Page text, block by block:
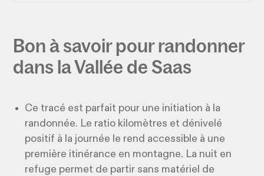
Bon à savoir pour randonner
dans la Vallée de Saas
Ce tracé est parfait pour une initiation à la
randonnée. Le ratio kilomètres et dénivelé
positif à la journée le rend accessible à une
première itinérance en montagne. La nuit en
refuge permet de partir sans matériel de